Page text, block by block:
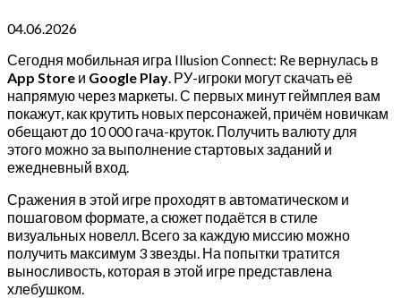
04.06.2026
Сегодня мобильная игра Illusion Connect: Re вернулась в
App Store и Google Play. РУ-игроки могут скачать её
напрямую через маркеты. С первых минут геймплея вам
покажут, как крутить новых персонажей, причём новичкам
обещают до 10 000 гача-круток. Получить валюту для
этого можно за выполнение стартовых заданий и
ежедневный вход.
Сражения в этой игре проходят в автоматическом и
пошаговом формате, а сюжет подаётся в стиле
визуальных новелл. Всего за каждую миссию можно
получить максимум 3 звезды. На попытки тратится
выносливость, которая в этой игре представлена
хлебушком.